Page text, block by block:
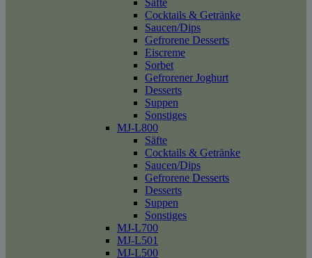
Säfte
Cocktails & Getränke
Saucen/Dips
Gefrorene Desserts
Eiscreme
Sorbet
Gefrorener Joghurt
Desserts
Suppen
Sonstiges
MJ-L800
Säfte
Cocktails & Getränke
Saucen/Dips
Gefrorene Desserts
Desserts
Suppen
Sonstiges
MJ-L700
MJ-L501
MJ-L500